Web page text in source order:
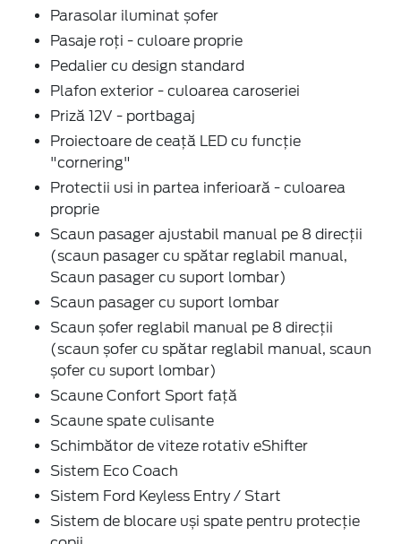
Parasolar iluminat șofer
Pasaje roți - culoare proprie
Pedalier cu design standard
Plafon exterior - culoarea caroseriei
Priză 12V - portbagaj
Proiectoare de ceață LED cu funcție
"cornering"
Protectii usi in partea inferioară - culoarea
proprie
Scaun pasager ajustabil manual pe 8 direcții
(scaun pasager cu spătar reglabil manual,
Scaun pasager cu suport lombar)
Scaun pasager cu suport lombar
Scaun șofer reglabil manual pe 8 direcții
(scaun șofer cu spătar reglabil manual, scaun
șofer cu suport lombar)
Scaune Confort Sport față
Scaune spate culisante
Schimbător de viteze rotativ eShifter
Sistem Eco Coach
Sistem Ford Keyless Entry / Start
Sistem de blocare uși spate pentru protecție